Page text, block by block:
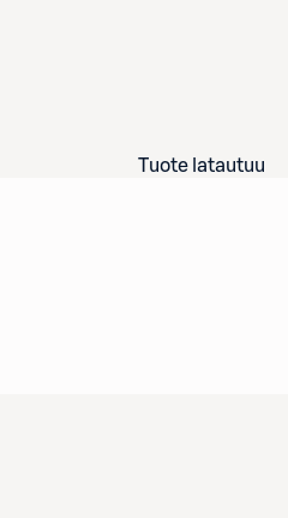
Tuote latautuu